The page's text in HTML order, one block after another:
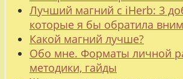
Лучший магний с iHerb: 3
которые я бы обратила
Какой магний лучше?
Обо мне. Форматы личной
методики, гайды